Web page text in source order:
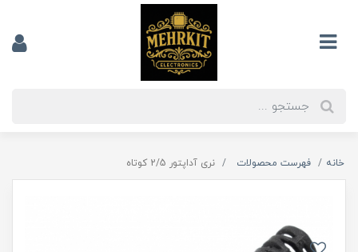
خانه فهرست محصولات نری آداپتور 2/5 کوتاه